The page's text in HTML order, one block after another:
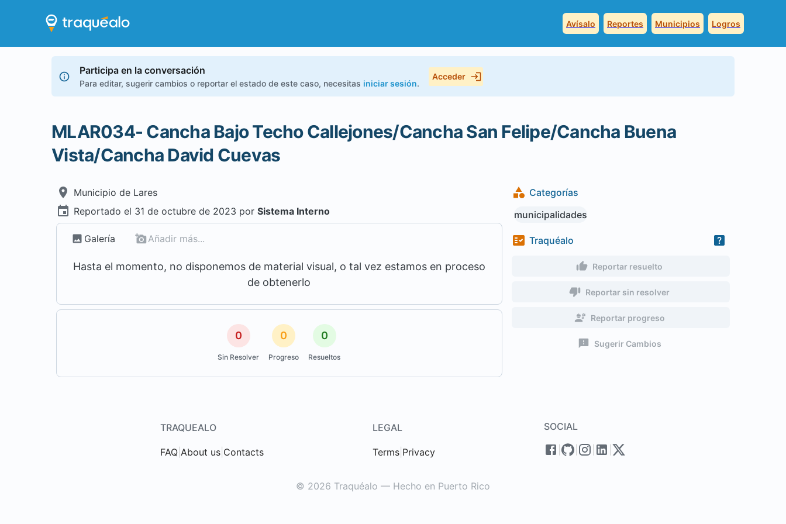
Avísalo Reportes Municipios Logros
Participa en la conversación
Para editar, sugerir cambios o reportar el estado de este caso, necesitas iniciar sesión.
Acceder
MLAR034- Cancha Bajo Techo Callejones/Cancha San Felipe/Cancha Buena
Vista/Cancha David Cuevas
Municipio de Lares
Reportado el 31 de octubre de 2023 por Sistema Interno
Galería Añadir más...
Hasta el momento, no disponemos de material visual, o tal vez estamos en proceso
de obtenerlo
0
Sin Resolver
0
Progreso
0
Resueltos
Categorías
municipalidades
Traquéalo
Reportar resuelto
Reportar sin resolver
Reportar progreso
Sugerir Cambios
TRAQUEALO
FAQ About us Contacts
LEGAL
Terms Privacy
SOCIAL
© 2026 Traquéalo — Hecho en Puerto Rico